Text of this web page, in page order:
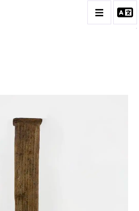
DES OEUVRES
ART SACRÉ
BESTIAIRE
BOUQUETIÈRES
ARCHITECTURALE
DU QUOTIDIEN